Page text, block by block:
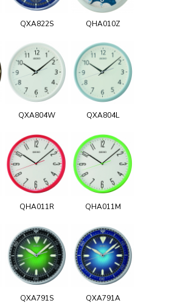
QXA822S QHA010Z
QXA804W QXA804L
QHA011R QHA011M
QXA791S QXA791A